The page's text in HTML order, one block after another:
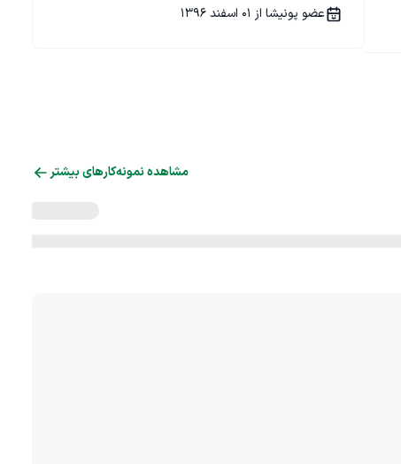
عضو پونیشا از 01 اسفند 1396
مشاهده نمونه‌کارهای بیشتر